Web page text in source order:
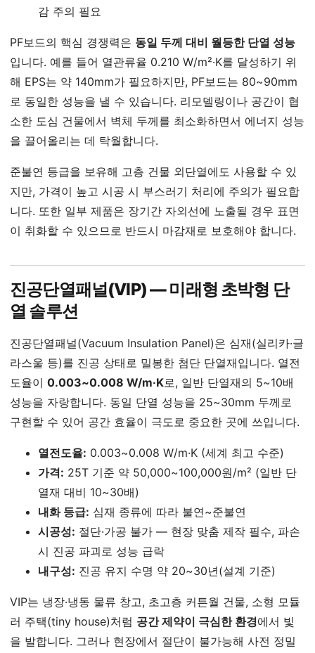
감 주의 필요
PF보드의 핵심 경쟁력은 동일 두께 대비 월등한 단열 성능
입니다. 예를 들어 열관류율 0.210 W/m²·K를 달성하기 위
해 EPS는 약 140mm가 필요하지만, PF보드는 80~90mm
로 동일한 성능을 낼 수 있습니다. 리모델링이나 공간이 협
소한 도심 건물에서 벽체 두께를 최소화하면서 에너지 성능
을 끌어올리는 데 탁월합니다.
준불연 등급을 보유해 고층 건물 외단열에도 사용할 수 있
지만, 가격이 높고 시공 시 부스러기 처리에 주의가 필요합
니다. 또한 일부 제품은 장기간 자외선에 노출될 경우 표면
이 취화할 수 있으므로 반드시 마감재로 보호해야 합니다.
진공단열패널(VIP) — 미래형 초박형 단
열 솔루션
진공단열패널(Vacuum Insulation Panel)은 심재(실리카·글
라스울 등)를 진공 상태로 밀봉한 첨단 단열재입니다. 열전
도율이 0.003~0.008 W/m·K로, 일반 단열재의 5~10배
성능을 자랑합니다. 동일 단열 성능을 25~30mm 두께로
구현할 수 있어 공간 효율이 극도로 중요한 곳에 쓰입니다.
열전도율: 0.003~0.008 W/m·K (세계 최고 수준)
가격: 25T 기준 약 50,000~100,000원/m² (일반 단
열재 대비 10~30배)
내화 등급: 심재 종류에 따라 불연~준불연
시공성: 절단·가공 불가 — 현장 맞춤 제작 필수, 파손
시 진공 파괴로 성능 급락
내구성: 진공 유지 수명 약 20~30년(설계 기준)
VIP는 냉장·냉동 물류 창고, 초고층 커튼월 건물, 소형 모듈
러 주택(tiny house)처럼 공간 제약이 극심한 환경에서 빛
을 발합니다. 그러나 현장에서 절단이 불가능해 사전 정밀